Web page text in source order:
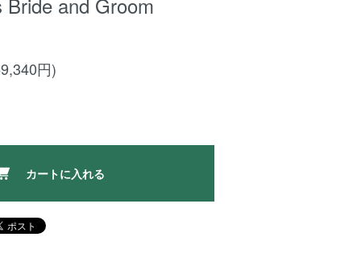
円)
カートに入れる